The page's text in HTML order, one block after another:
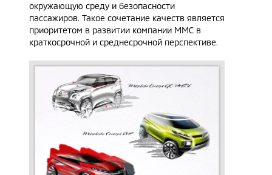
окружающую среду и безопасности
пассажиров. Такое сочетание качеств является
приоритетом в развитии компании ММС в
краткосрочной и среднесрочной перспективе.